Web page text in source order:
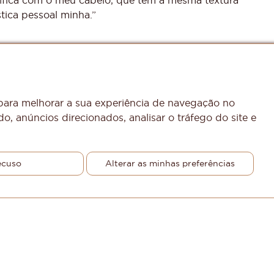
melhorar a sua experiência de navegação no
anúncios direcionados, analisar o tráfego do site e
Alterar as minhas preferências
pessoal minha.”
pela biomédica e esteticista que dá nome ao
que ela conheceu pelo Instagram, e a
sua cliente. “Vi que tínhamos sintonia nos
na estética da pele negra no Brasil e já
o conhecimento acumulado em seu tempo